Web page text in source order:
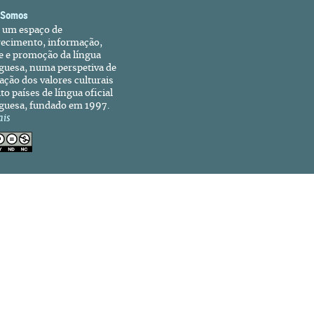
um espaço de
informação,
e promoção da língua
numa perspetiva de
dos valores culturais
países de língua oficial
fundado em 1997.